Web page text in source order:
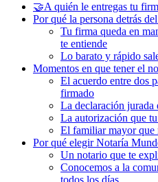
🤝A quién le entregas tu
Por qué la persona detrás
Tu firma queda en
te entiende
Lo barato y rápido
Momentos en que tener el
El acuerdo entre dos
firmado
La declaración jurada
La autorización que
El familiar mayor que
Por qué elegir Notaría
Un notario que te
Conocemos a la
todos los días